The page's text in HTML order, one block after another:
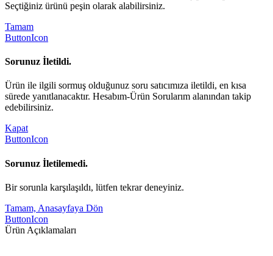
Seçtiğiniz ürünü peşin olarak alabilirsiniz.
Tamam
ButtonIcon
Sorunuz İletildi.
Ürün ile ilgili sormuş olduğunuz soru satıcımıza iletildi, en kısa
sürede yanıtlanacaktır. Hesabım-Ürün Sorularım alanından takip
edebilirsiniz.
Kapat
ButtonIcon
Sorunuz İletilemedi.
Bir sorunla karşılaşıldı, lütfen tekrar deneyiniz.
Tamam, Anasayfaya Dön
ButtonIcon
Ürün Açıklamaları